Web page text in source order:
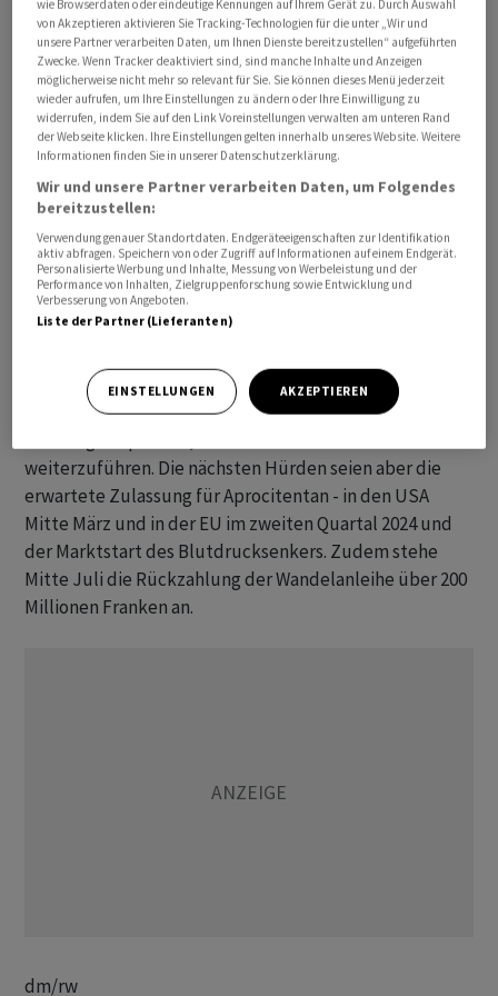
übertroffen. Der Gesamtmarkt gemessen am SPI zeigt
sich mit plus 0,26 Prozent leicht freundlich.
Baader Helvea-Analyst Leonildo Delgado hebt neben
dem verlängerten Cash-Runway auch die tieferen
operativen Kosten positiv hervor. Denn nach Abschluss
der Transaktion würden die an den Programmen
beteiligten Mitarbeiter zu Viatris wechseln. Bislang
habe er einen Bewertungsabschlag von 44 Prozent bei
der Aktie aufgrund der zahlreichen Unsicherheiten. Mit
den heutigen Neuigkeiten könnte dieser Abschlag ganz
oder zumindest teilweise verschwinden.
Vontobel-Experte Stefan Schneider führt ähnliche
positive Aspekte an. Zunächst erhalte das Unternehmen
weiterzuführen. Die nächsten Hürden seien aber die
erwartete Zulassung für Aprocitentan - in den USA
Mitte März und in der EU im zweiten Quartal 2024 und
der Marktstart des Blutdrucksenkers. Zudem stehe
Mitte Juli die Rückzahlung der Wandelanleihe über 200
Millionen Franken an.
dm/rw
wie Browserdaten oder eindeutige Kennungen auf Ihrem Gerät zu. Durch Auswahl
von Akzeptieren aktivieren Sie Tracking-Technologien für die unter „Wir und
unsere Partner verarbeiten Daten, um Ihnen Dienste bereitzustellen“ aufgeführten
Zwecke. Wenn Tracker deaktiviert sind, sind manche Inhalte und Anzeigen
möglicherweise nicht mehr so relevant für Sie. Sie können dieses Menü jederzeit
wieder aufrufen, um Ihre Einstellungen zu ändern oder Ihre Einwilligung zu
widerrufen, indem Sie auf den Link Voreinstellungen verwalten am unteren Rand
der Webseite klicken. Ihre Einstellungen gelten innerhalb unseres Website. Weitere
Informationen finden Sie in unserer Datenschutzerklärung.
Wir und unsere Partner verarbeiten Daten, um Folgendes
bereitzustellen:
Verwendung genauer Standortdaten. Endgeräteeigenschaften zur Identifikation
aktiv abfragen. Speichern von oder Zugriff auf Informationen auf einem Endgerät.
Personalisierte Werbung und Inhalte, Messung von Werbeleistung und der
Performance von Inhalten, Zielgruppenforschung sowie Entwicklung und
Verbesserung von Angeboten.
Liste der Partner (Lieferanten)
EINSTELLUNGEN AKZEPTIEREN